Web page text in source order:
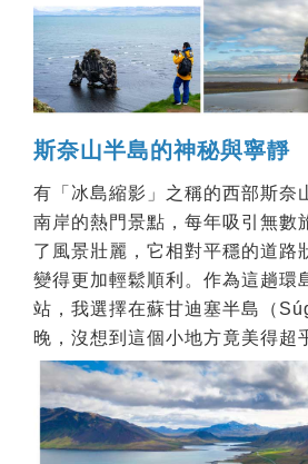
斯奈山半島的神秘與寧靜
有「冰島縮影」之稱的西部斯奈
南岸的熱門景點，每年吸引無數
了風景壯麗，它相對平穩的道路
變得更加輕鬆順利。作為這趟環
站，我選擇在蘇甘迪塞半島（
晚，沒想到這個小地方竟美得超